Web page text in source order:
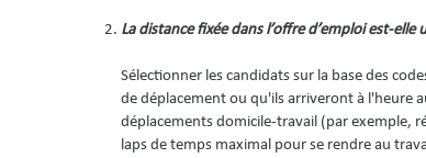
La distance fixée dans l’offre d’emploi est-elle
Sélectionner les candidats sur la base des
de déplacement ou qu'ils arriveront à l'heure
déplacements domicile-travail (par exemple,
laps de temps maximal pour se rendre au